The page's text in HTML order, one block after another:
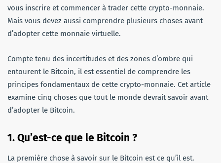
vous inscrire et commencer à trader cette crypto-monnaie.
Mais vous devez aussi comprendre plusieurs choses avant
d’adopter cette monnaie virtuelle.
Compte tenu des incertitudes et des zones d’ombre qui
entourent le Bitcoin, il est essentiel de comprendre les
principes fondamentaux de cette crypto-monnaie. Cet article
examine cinq choses que tout le monde devrait savoir avant
d’adopter le Bitcoin.
1. Qu’est-ce que le Bitcoin ?
La première chose à savoir sur le Bitcoin est ce qu’il est.